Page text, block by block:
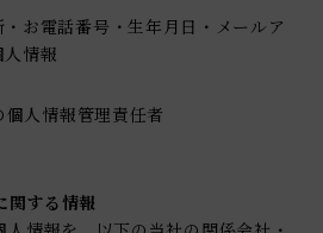
お電話番号・生年月日・メールア
人情報
人情報管理責任者
関する情報